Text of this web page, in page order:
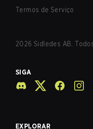
Termos de Serviço
2026 Sidledes AB.
SIGA
EXPLORAR